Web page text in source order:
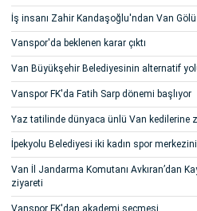
İş insanı Zahir Kandaşoğlu'ndan Van
Vanspor'da beklenen karar çıktı
Van Büyükşehir Belediyesinin alternatif
Vanspor FK'da Fatih Sarp dönemi başlıyor
Yaz tatilinde dünyaca ünlü Van kedilerine
İpekyolu Belediyesi iki kadın spor
Van İl Jandarma Komutanı Avkıran’dan
ziyareti
Vanspor FK'dan akademi seçmesi